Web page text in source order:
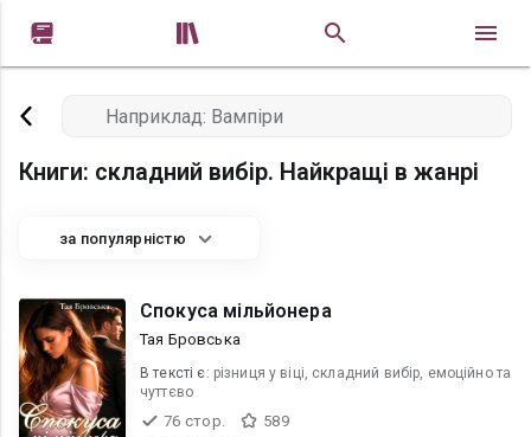
 
Книги: складний вибір. Найкращі в жанрі
за популярністю
Спокуса мільйонера
Тая Бровська
В текcті є: різниця у віці, складний вибір, емоційно та
чуттєво
76 стор.
589